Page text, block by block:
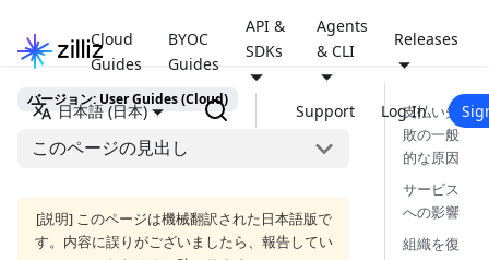
Cloud
Guides
BYOC
Guides
API &
SDKs
Agents
& CLI
Releases
日本語 (日本) Support Log In
バージョン: User Guides (Cloud)
このページの見出し
[説明] このページは機械翻訳された日本語版で
す。内容に誤りがございましたら、報告してい
支払い失
敗の一般
的な原因
サービス
への影響
組織を復